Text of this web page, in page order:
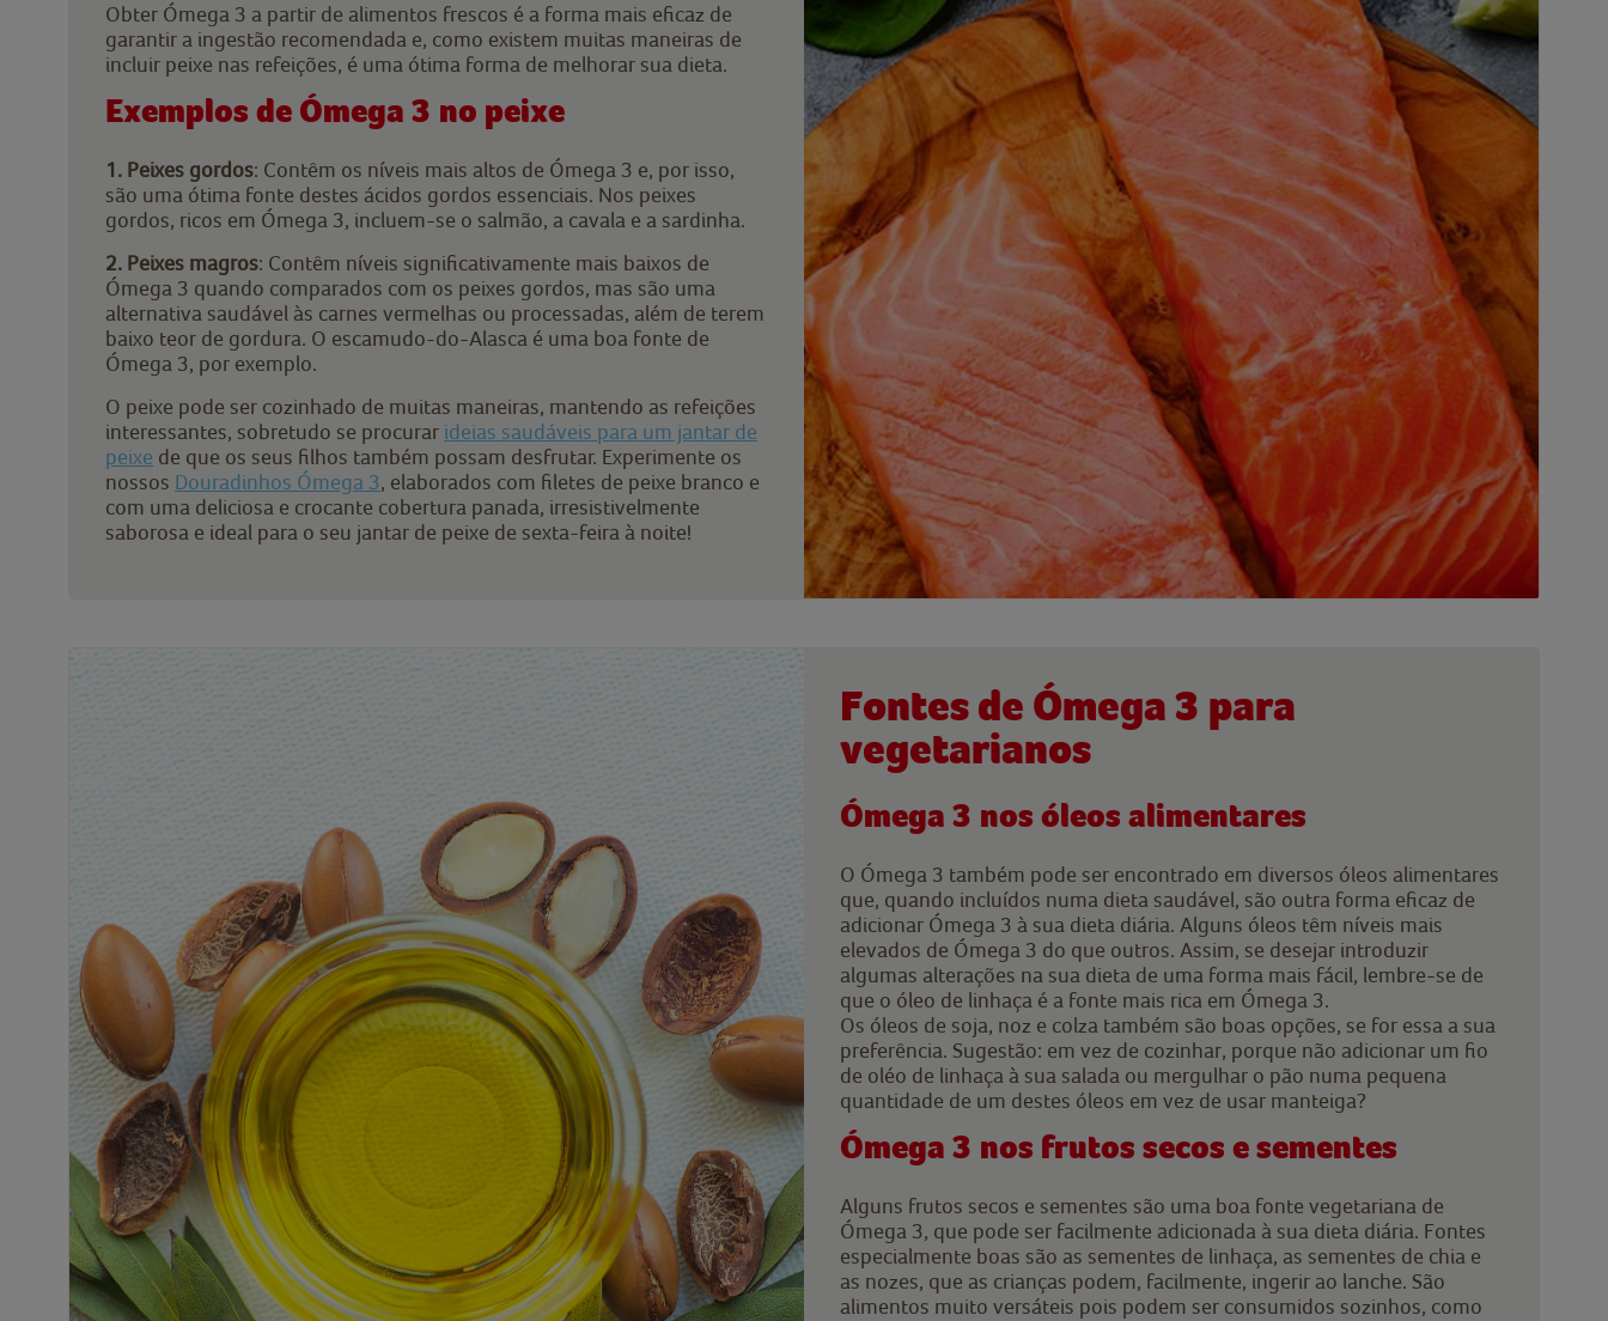
Obter Ómega 3 a partir de alimentos frescos é a forma mais eficaz de
garantir a ingestão recomendada e, como existem muitas maneiras de
incluir peixe nas refeições, é uma ótima forma de melhorar sua dieta.
Exemplos de Ómega 3 no peixe
1. Peixes gordos: Contêm os níveis mais altos de Ómega 3 e, por isso,
são uma ótima fonte destes ácidos gordos essenciais. Nos peixes
gordos, ricos em Ómega 3, incluem-se o salmão, a cavala e a sardinha.
2. Peixes magros: Contêm níveis significativamente mais baixos de
Ómega 3 quando comparados com os peixes gordos, mas são uma
alternativa saudável às carnes vermelhas ou processadas, além de terem
baixo teor de gordura. O escamudo-do-Alasca é uma boa fonte de
Ómega 3, por exemplo.
O peixe pode ser cozinhado de muitas maneiras, mantendo as refeições
interessantes, sobretudo se procurar ideias saudáveis para um jantar de
peixe de que os seus filhos também possam desfrutar. Experimente os
nossos Douradinhos Ómega 3, elaborados com filetes de peixe branco e
com uma deliciosa e crocante cobertura panada, irresistivelmente
saborosa e ideal para o seu jantar de peixe de sexta-feira à noite!
Fontes de Ómega 3 para
vegetarianos
Ómega 3 nos óleos alimentares
O Ómega 3 também pode ser encontrado em diversos óleos alimentares
que, quando incluídos numa dieta saudável, são outra forma eficaz de
adicionar Ómega 3 à sua dieta diária. Alguns óleos têm níveis mais
elevados de Ómega 3 do que outros. Assim, se desejar introduzir
algumas alterações na sua dieta de uma forma mais fácil, lembre-se de
que o óleo de linhaça é a fonte mais rica em Ómega 3.
Os óleos de soja, noz e colza também são boas opções, se for essa a sua
preferência. Sugestão: em vez de cozinhar, porque não adicionar um fio
de oléo de linhaça à sua salada ou mergulhar o pão numa pequena
quantidade de um destes óleos em vez de usar manteiga?
Ómega 3 nos frutos secos e sementes
Alguns frutos secos e sementes são uma boa fonte vegetariana de
Ómega 3, que pode ser facilmente adicionada à sua dieta diária. Fontes
especialmente boas são as sementes de linhaça, as sementes de chia e
as nozes, que as crianças podem, facilmente, ingerir ao lanche. São
alimentos muito versáteis pois podem ser consumidos sozinhos, como